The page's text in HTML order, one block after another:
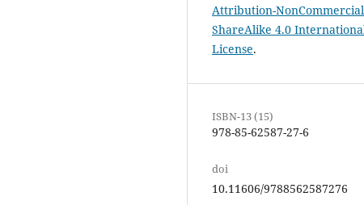
Attribution-
ShareAlike 4.0
License.
ISBN-13 (15)
978-85-62587-27-6
doi
10.11606/9788562587276